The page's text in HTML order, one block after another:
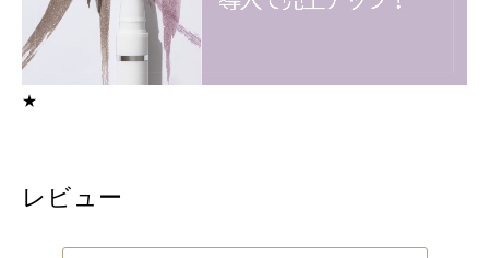
★
レビュー